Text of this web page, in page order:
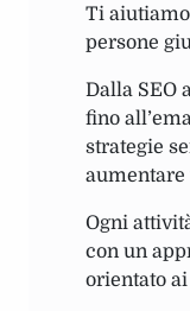
Ti
persone
Dalla SEO
fino
strategie
Ogni
con un
orientato